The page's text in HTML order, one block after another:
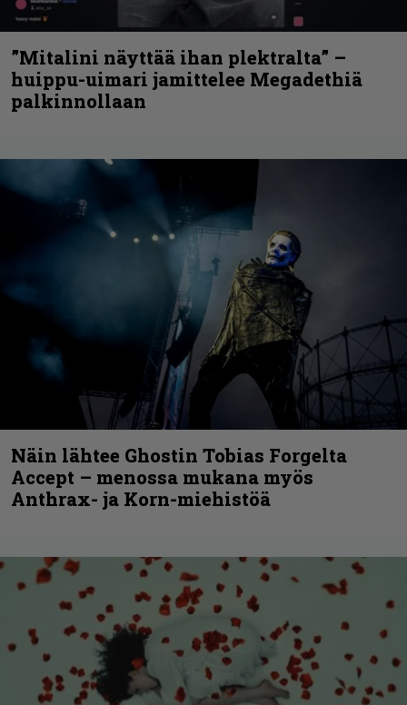
”Mitalini näyttää ihan plektralta” –
huippu-uimari jamittelee Megadethiä
palkinnollaan
Näin lähtee Ghostin Tobias Forgelta
Accept – menossa mukana myös
Anthrax- ja Korn-miehistöä